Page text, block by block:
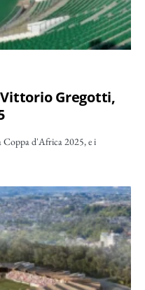
Gregotti,
d'Africa 2025, e i